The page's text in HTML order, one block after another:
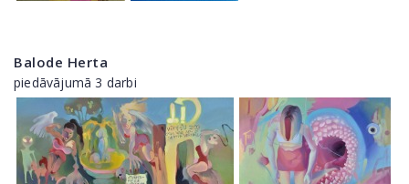
Balode Herta
piedāvājumā 3 darbi